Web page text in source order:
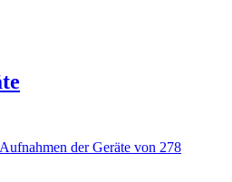
der Geräte von 278